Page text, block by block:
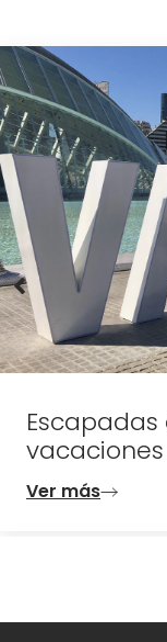
Ver más